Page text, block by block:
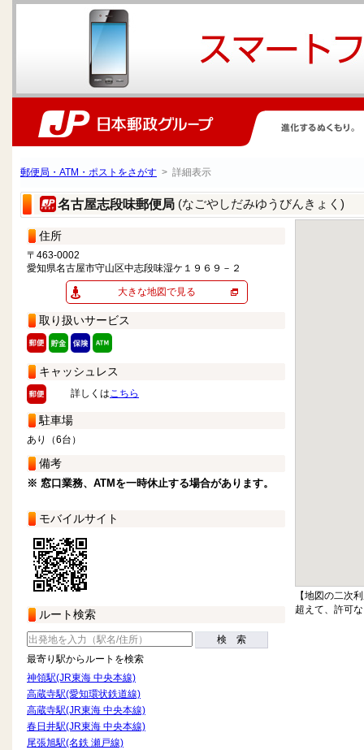
郵便局・ATM・ポストをさがす > 詳細表示
名古屋志段味郵便局 (なごやしだみゆうびんきょく)
住所
〒463-0002
愛知県名古屋市守山区中志段味湿ケ１９６９－２
大きな地図で見る
取り扱いサービス
キャッシュレス
詳しくはこちら
駐車場
あり（6台）
備考
※ 窓口業務、ATMを一時休止する場合があります。
モバイルサイト
ルート検索
検 索
最寄り駅からルートを検索
神領駅(JR東海 中央本線)
高蔵寺駅(愛知環状鉄道線)
高蔵寺駅(JR東海 中央本線)
春日井駅(JR東海 中央本線)
尾張旭駅(名鉄 瀬戸線)
【地図の二次
超えて、許可